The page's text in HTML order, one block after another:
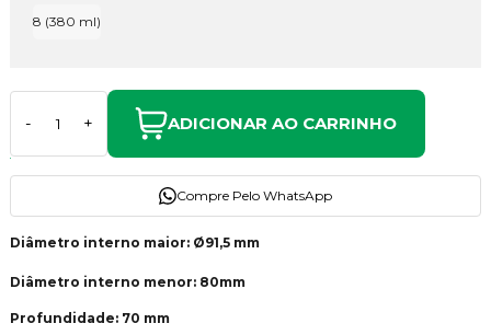
8 (380 ml)
- + ADICIONAR AO CARRINHO
Compre Pelo WhatsApp
Diâmetro interno maior: Ø91,5 mm
Diâmetro interno menor: 80mm
Profundidade: 70 mm